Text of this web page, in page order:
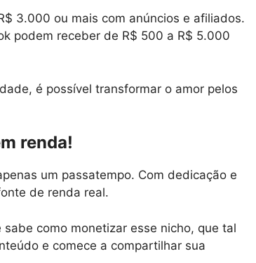
3.000 ou mais com anúncios e afiliados.
podem receber de R$ 500 a R$ 5.000
é possível transformar o amor pelos
renda!
um passatempo. Com dedicação e
de renda real.
como monetizar esse nicho, que tal
e comece a compartilhar sua